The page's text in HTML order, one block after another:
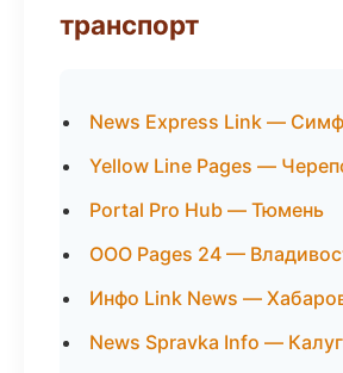
транспорт
News Express Link —
Yellow Line Pages —
Portal Pro Hub — Тюмень
ООО Pages 24 —
Инфо Link News —
News Spravka Info —